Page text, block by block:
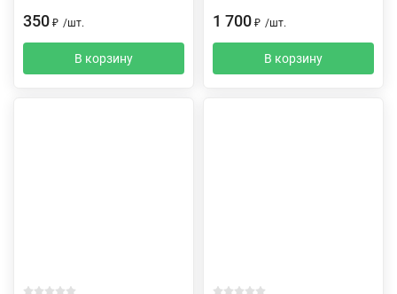
350 ₽ /шт.
В корзину
1 700 ₽ /шт.
В корзину